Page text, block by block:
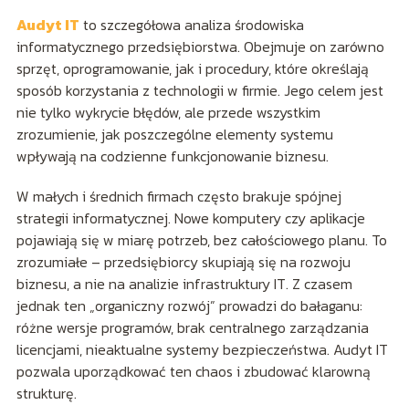
Audyt IT to szczegółowa analiza środowiska
informatycznego przedsiębiorstwa. Obejmuje on zarówno
sprzęt, oprogramowanie, jak i procedury, które określają
sposób korzystania z technologii w firmie. Jego celem jest
nie tylko wykrycie błędów, ale przede wszystkim
zrozumienie, jak poszczególne elementy systemu
wpływają na codzienne funkcjonowanie biznesu.
W małych i średnich firmach często brakuje spójnej
strategii informatycznej. Nowe komputery czy aplikacje
pojawiają się w miarę potrzeb, bez całościowego planu. To
zrozumiałe – przedsiębiorcy skupiają się na rozwoju
biznesu, a nie na analizie infrastruktury IT. Z czasem
jednak ten „organiczny rozwój” prowadzi do bałaganu:
różne wersje programów, brak centralnego zarządzania
licencjami, nieaktualne systemy bezpieczeństwa. Audyt IT
pozwala uporządkować ten chaos i zbudować klarowną
strukturę.